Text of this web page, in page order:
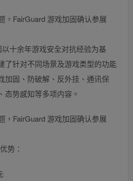
十余年游戏安全对抗经验为基
了针对不同场景及游戏类型的功能
加固、防破解、反外挂、通讯保
态势感知等多项内容。
势：